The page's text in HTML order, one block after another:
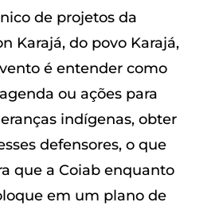
de projetos da
Karajá, do povo Karajá,
é entender como
ou ações para
indígenas, obter
defensores, o que
que a Coiab enquanto
em um plano de